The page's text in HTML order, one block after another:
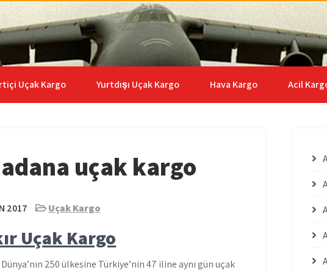
| 0535 653 6408
Uçak Kargo Yurtdışı Uçak Kargo Hava Kargo Acil
uçak kargo
2017 Uçak Kargo
Uçak Kargo
250 ülkesine Türkiye’nin 47 iline aynı gün uçak